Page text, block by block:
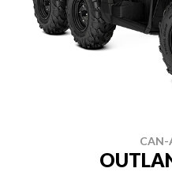
CAN-